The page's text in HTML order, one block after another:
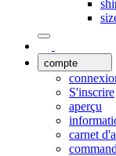
compte
S'inscrire
aperçu
carnet